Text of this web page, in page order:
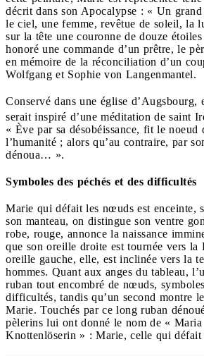
décrit dans son Apocalypse : « Un grand
le ciel, une femme, revêtue de soleil, la
sur la tête une couronne de douze
honoré une commande d’un prêtre, le
en mémoire de la réconciliation d’un
Wolfgang et Sophie von Langenmantel.
Conservé dans une église d’Augsbourg,
serait inspiré d’une méditation de saint
« Ève par sa désobéissance, fit le noeud
l’humanité ; alors qu’au contraire, par
dénoua… ».
Symboles des péchés et des difficultés
Marie qui défait les nœuds est enceinte,
son manteau, on distingue son ventre
robe, rouge, annonce la naissance
que son oreille droite est tournée vers la
oreille gauche, elle, est inclinée vers la
hommes. Quant aux anges du tableau,
ruban tout encombré de nœuds,
difficultés, tandis qu’un second montre
Marie. Touchés par ce long ruban
pèlerins lui ont donné le nom de « Maria
Knottenlöserin » : Marie, celle qui défait